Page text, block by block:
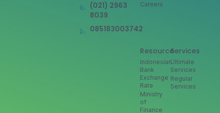
(021) 2963
8039
085183003742
Careers
Services
Ultimate
Services
Regular
Services
Resource
Indonesian
Bank
Exchange
Rate
Ministry
of
Finance